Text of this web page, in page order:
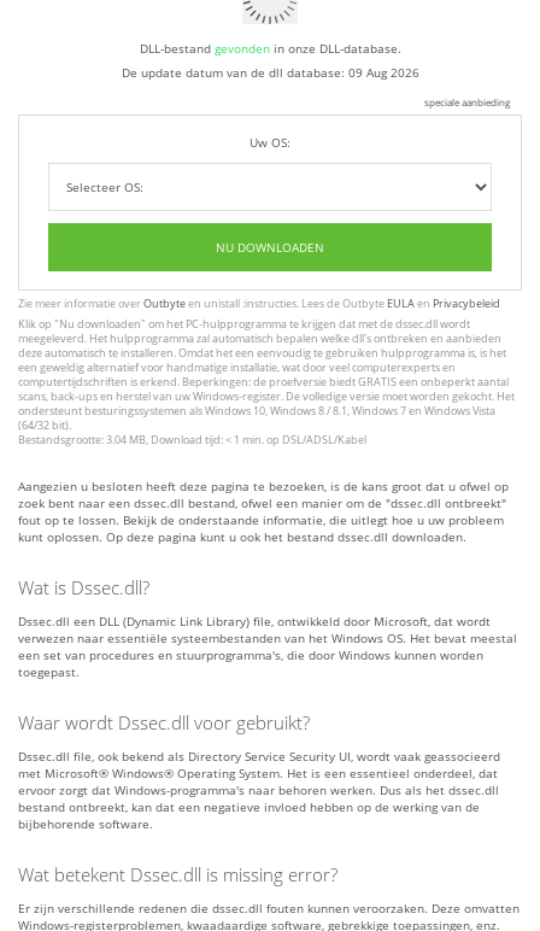
DLL-bestand gevondenin onze DLL-database.
De update datum van de dll database: 09 Aug 2026
speciale aanbieding
Uw OS:
NU DOWNLOADEN
Zie meer informatie overOutbyteen unistall :instructies. Lees de Outbyte EULAen Privacybeleid
Klik op "Nu downloaden" om het PC-hulpprogramma te krijgen dat met de dssec.dll wordt
meegeleverd. Het hulpprogramma zal automatisch bepalen welke dll's ontbreken en aanbieden
deze automatisch te installeren. Omdat het een eenvoudig te gebruiken hulpprogramma is, is het
een geweldig alternatief voor handmatige installatie, wat door veel computerexperts en
computertijdschriften is erkend. Beperkingen: de proefversie biedt GRATIS een onbeperkt aantal
scans, back-ups en herstel van uw Windows-register. De volledige versie moet worden gekocht. Het
ondersteunt besturingssystemen als Windows 10, Windows 8 / 8.1, Windows 7 en Windows Vista
(64/32 bit).
Bestandsgrootte: 3.04 MB, Download tijd: < 1 min. op DSL/ADSL/Kabel
Aangezien u besloten heeft deze pagina te bezoeken, is de kans groot dat u ofwel op
zoek bent naar een dssec.dll bestand, ofwel een manier om de "dssec.dll ontbreekt"
fout op te lossen. Bekijk de onderstaande informatie, die uitlegt hoe u uw probleem
kunt oplossen. Op deze pagina kunt u ook het bestand dssec.dll downloaden.
Wat is Dssec.dll?
Dssec.dll een DLL (Dynamic Link Library) file, ontwikkeld door Microsoft, dat wordt
verwezen naar essentiële systeembestanden van het Windows OS. Het bevat meestal
een set van procedures en stuurprogramma's, die door Windows kunnen worden
toegepast.
Waar wordt Dssec.dll voor gebruikt?
Dssec.dll file, ook bekend als Directory Service Security UI, wordt vaak geassocieerd
met Microsoft® Windows® Operating System. Het is een essentieel onderdeel, dat
ervoor zorgt dat Windows-programma's naar behoren werken. Dus als het dssec.dll
bestand ontbreekt, kan dat een negatieve invloed hebben op de werking van de
bijbehorende software.
Wat betekent Dssec.dll is missing error?
Er zijn verschillende redenen die dssec.dll fouten kunnen veroorzaken. Deze omvatten
Windows-registerproblemen, kwaadaardige software, gebrekkige toepassingen, enz.